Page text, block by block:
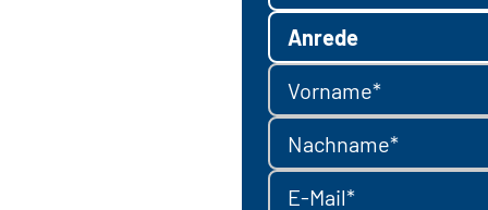
Anrede
Vorname*
Nachname*
E-Mail*